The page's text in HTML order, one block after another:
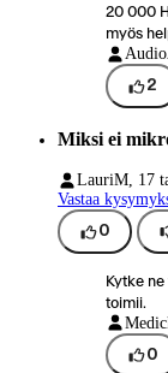
20 000
myös
2
Miksi ei
LauriM, 17
Vastaa
0
Kytke
toimii.
0